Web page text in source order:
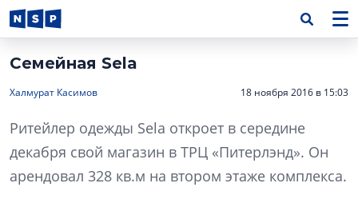
Семейная Sela
Халмурат Касимов 18 ноября 2016 в 15:03
Ритейлер одежды Sela откроет в середине
декабря свой магазин в ТРЦ «Питерлэнд». Он
арендовал 328 кв.м на втором этаже комплекса.